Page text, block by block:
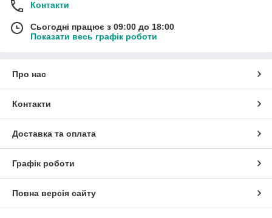
Контакти
Сьогодні працює з 09:00 до 18:00
Показати весь графік роботи
Про нас
Контакти
Доставка та оплата
Графік роботи
Повна версія сайту